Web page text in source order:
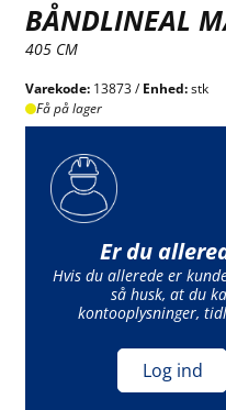
BÅNDLINEAL
405 CM
Varekode: 13873 /Enhed:stk
Få på lager
Er du
Hvis du allerede er
så husk, at du
kontooplysninger,
Log ind